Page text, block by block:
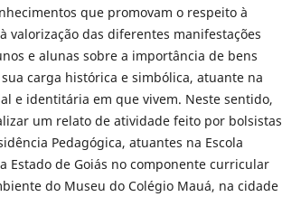
que promovam o respeito à
valorização das diferentes manifestações
e alunas sobre a importância de bens
carga histórica e simbólica, atuante na
e identitária em que vivem. Neste sentido,
um relato de atividade feito por bolsistas
Pedagógica, atuantes na Escola
Estado de Goiás no componente curricular
do Museu do Colégio Mauá, na cidade